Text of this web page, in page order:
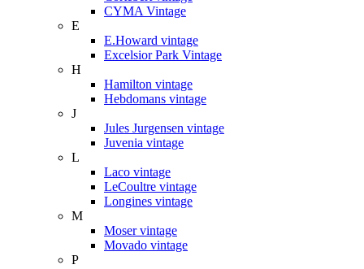
CYMA Vintage
E
E.Howard vintage
Excelsior Park Vintage
H
Hamilton vintage
Hebdomans vintage
J
Jules Jurgensen vintage
Juvenia vintage
L
Laco vintage
LeCoultre vintage
Longines vintage
M
Moser vintage
Movado vintage
P